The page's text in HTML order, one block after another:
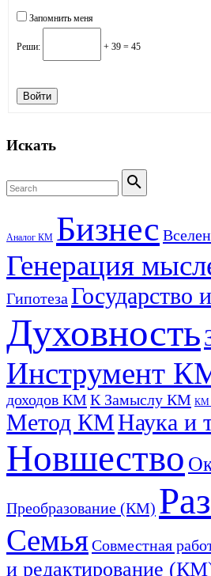
Запомнить меня
Реши: + 39 = 45
Войти
Искать
Search
Search
Аналог КМ Бизнес
Генерация
Гипотеза Государство
Духовность
Инструмент
доходов КМК Замыслу КМ КМ
Метод КМНаука и
Новшество
Преобразование (КМ)
СемьяСовместная
и редактирование